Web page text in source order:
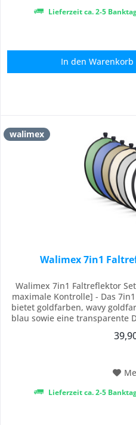
Lieferzeit ca. 2-5
In den Warenkorb
walimex
Walimex 7in1
Walimex 7in1 Faltreflektor
maximale Kontrolle] - Das
bietet goldfarben, wavy
blau sowie eine transparente
und gestalten Portraits,
Lieferzeit ca. 2-5